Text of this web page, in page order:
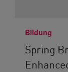
Bildung
Spring